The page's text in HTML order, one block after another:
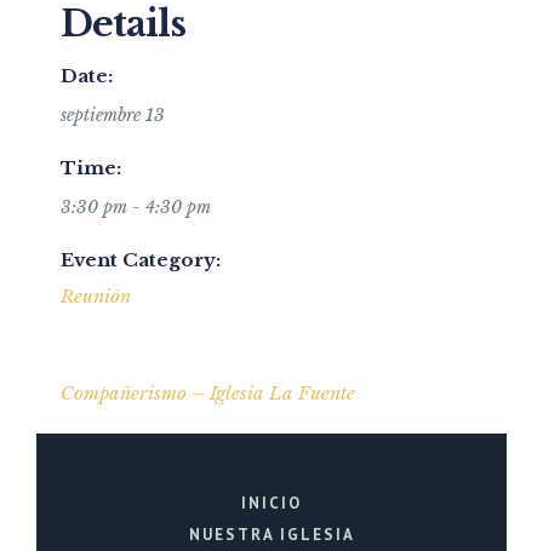
Details
Date:
septiembre 13
Time:
3:30 pm - 4:30 pm
Event Category:
Reunión
Compañerismo – Iglesia La Fuente
INICIO
NUESTRA IGLESIA